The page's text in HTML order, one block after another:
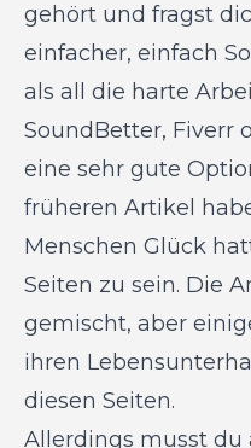
gehört und fragst
einfacher, einfach
als all die harte
SoundBetter, Fiverr
eine sehr gute
früheren Artikel
Menschen Glück
Seiten zu sein. Die
gemischt, aber
ihren
diesen Seiten.
Allerdings musst du